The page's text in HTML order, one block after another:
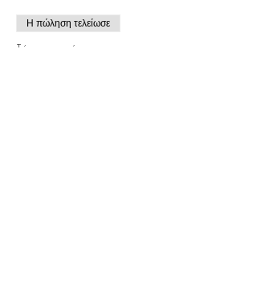
Η πώληση τελείωσε
Τύπος εισιτηρίου